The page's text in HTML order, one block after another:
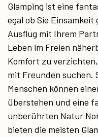
Glamping ist eine
egal ob Sie
Ausflug mit Ihrem
Leben im Freien
Komfort zu
mit Freunden suchen.
Menschen können
überstehen und eine
unberührten Natur
bieten die meisten